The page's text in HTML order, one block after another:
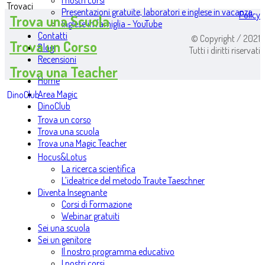
Presentazioni gratuite, laboratori e inglese in vacanza
Inglese in famiglia - YouTube
Contatti
Blog
Recensioni
Home
Area Magic
DinoClub
Trova un corso
Trova una scuola
Trova una Magic Teacher
Hocus&Lotus
La ricerca scientifica
L’ideatrice del metodo Traute Taeschner
Diventa Insegnante
Corsi di Formazione
Webinar gratuiti
Sei una scuola
Sei un genitore
Il nostro programma educativo
Trovaci
Trova una Scuola
Trova un Corso
Trova una Teacher
DinoClub
Policy
© Copyright / 2021
Tutti i diritti riservati